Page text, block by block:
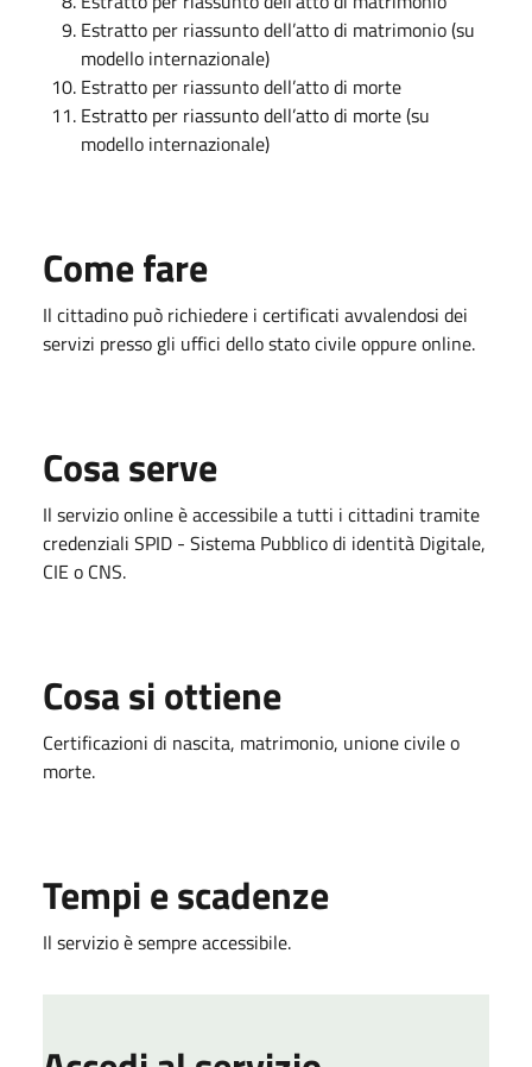
Estratto per riassunto dell’atto di matrimonio (su
modello internazionale)
Estratto per riassunto dell’atto di morte
Estratto per riassunto dell’atto di morte (su
modello internazionale)
Come fare
Il cittadino può richiedere i certificati avvalendosi dei
servizi presso gli uffici dello stato civile oppure online.
Cosa serve
Il servizio online è accessibile a tutti i cittadini tramite
credenziali SPID - Sistema Pubblico di identità Digitale,
CIE o CNS.
Cosa si ottiene
Certificazioni di nascita, matrimonio, unione civile o
morte.
Tempi e scadenze
Il servizio è sempre accessibile.